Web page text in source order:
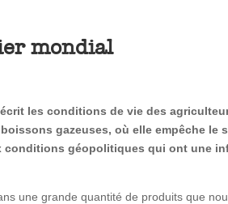
mondial
les conditions de vie des
gazeuses, où elle empêche le
géopolitiques qui ont une
une grande quantité de produits que